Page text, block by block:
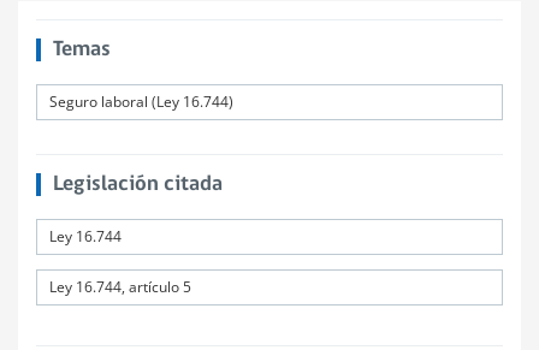
Temas
Seguro laboral (Ley 16.744)
Legislación citada
Ley 16.744
Ley 16.744, artículo 5